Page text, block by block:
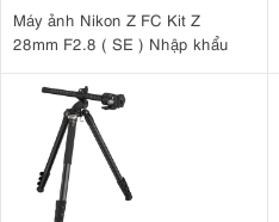
Máy ảnh Nikon Z FC Kit Z
28mm F2.8 ( SE ) Nhập khẩu